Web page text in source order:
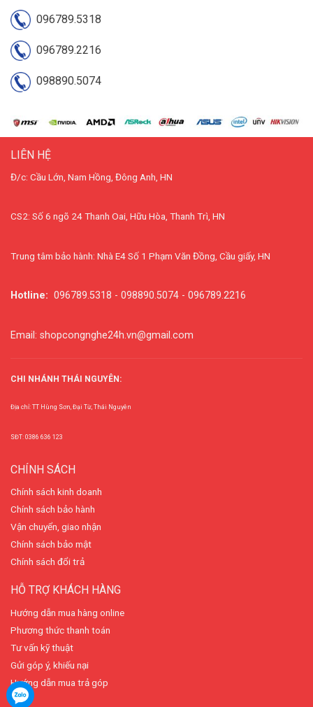
096789.5318
096789.2216
098890.5074
LIÊN HỆ
Đ/c: Cầu Lớn, Nam Hồng, Đông Anh, HN
CS2: Số 6 ngõ 24 Thanh Oai, Hữu Hòa, Thanh Trì, HN
Trung tâm bảo hành: Nhà E4 Số 1 Phạm Văn Đồng, Cầu giấy, HN
Hotline: 096789.5318 - 098890.5074 - 096789.2216
Email: shopcongnghe24h.vn@gmail.com
CHI NHÁNH THÁI NGUYÊN:
Địa chỉ: TT Hùng Sơn, Đại Từ, Thái Nguyên
SĐT: 0386 636 123
CHÍNH SÁCH
Chính sách kinh doanh
Chính sách bảo hành
Vận chuyển, giao nhận
Chính sách bảo mật
Chính sách đổi trả
HỖ TRỢ KHÁCH HÀNG
Hướng dẫn mua hàng online
Phương thức thanh toán
Tư vấn kỹ thuật
Gửi góp ý, khiếu nại
Hướng dẫn mua trả góp